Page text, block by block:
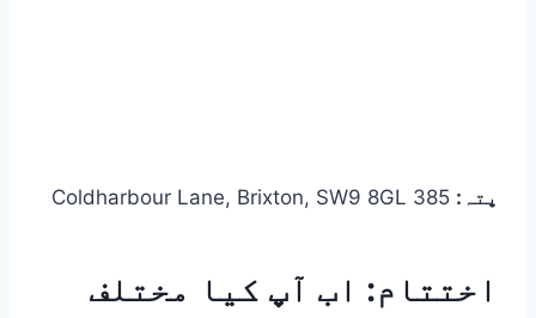
پتہ:
اختتام: اب آپ کیا مختلف